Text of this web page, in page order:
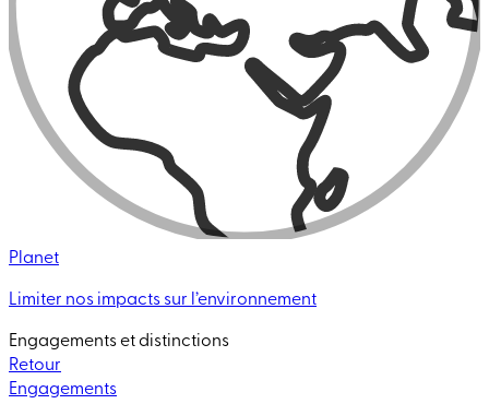
Planet
Limiter nos impacts sur l’environnement
Engagements et distinctions
Retour
Engagements